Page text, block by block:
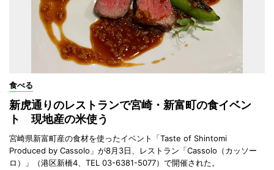
食べる
新虎通りのレストランで宮崎・新富町の食イベン
ト 現地産の米使う
宮崎県新富町産の食材を使ったイベント「Taste of Shintomi
Produced by Cassolo」が8月3日、レストラン「Cassolo（カッソー
ロ）」（港区新橋4、TEL 03-6381-5077）で開催された。